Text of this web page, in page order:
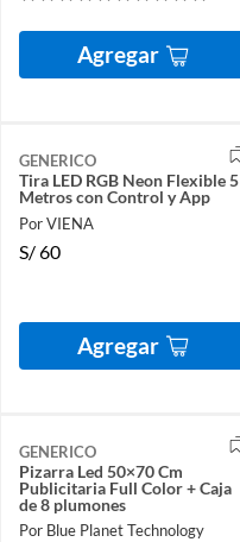
Agregar
GENERICO
Tira LED RGB Neon Flexible 5
Metros con Control y App
Por VIENA
S/60
Agregar
GENERICO
Pizarra Led 50×70 Cm
Publicitaria Full Color + Caja
de 8 plumones
Por Blue Planet Technology